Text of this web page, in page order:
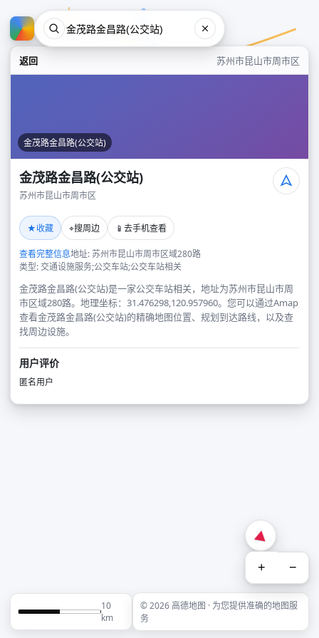
返回 苏州市昆山市周市区
金茂路金昌路(公交站)
金茂路金昌路(公交站)
苏州市昆山市周市区
★收藏 ⌖搜周边 📱 去手机查看
查看完整信息地址: 苏州市昆山市周市区域280路
类型: 交通设施服务;公交车站;公交车站相关
金茂路金昌路(公交站)是一家公交车站相关，地址为苏州市昆山市周
市区域280路。地理坐标：31.476298,120.957960。您可以通过Amap
查看金茂路金昌路(公交站)的精确地图位置、规划到达路线，以及查
找周边设施。
用户评价
匿名用户
+ −
10
km
© 2026 高德地图 · 为您提供准确的地图服
务